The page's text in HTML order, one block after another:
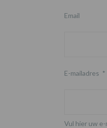
Email
E-mailadres *
Vul hier uw e-